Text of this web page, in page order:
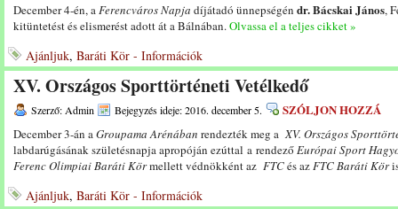
December 4-én, aFerencváros Napja díjátadó ünnepségén dr. Bácskai János,
kitüntetést és elismerést adott át a Bálnában.Olvassa el a teljes cikket »
Ajánljuk, Baráti Kör - Információk
XV. Országos Sporttörténeti Vetélkedő
Szerző: Admin Bejegyzés ideje: 2016. december 5. SZÓLJON HOZZÁ
December 3-án aGroupama Arénában rendezték meg aXV. Országos
labdarúgásának születésnapja apropóján ezúttal a rendezőEurópai Sport
Ferenc Olimpiai Baráti Körmellett védnökként az FTCés azFTC Baráti Kör
Ajánljuk, Baráti Kör - Információk